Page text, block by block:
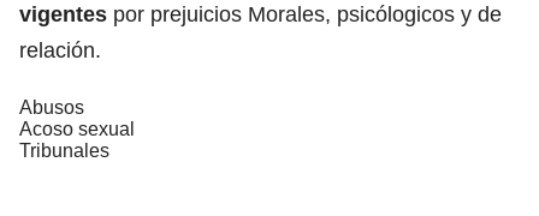
vigentes por prejuicios Morales, psicólogicos y de
relación.
Abusos
Acoso sexual
Tribunales